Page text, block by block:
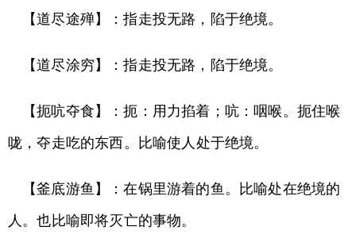
【道尽途殚】：指走投无路，陷于绝境。
【道尽涂穷】：指走投无路，陷于绝境。
【扼吭夺食】：扼：用力掐着；吭：咽喉。扼住喉
咙，夺走吃的东西。比喻使人处于绝境。
【釜底游鱼】：在锅里游着的鱼。比喻处在绝境的
人。也比喻即将灭亡的事物。